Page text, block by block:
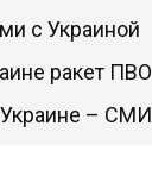
с Украиной
ракет ПВО
Украине – СМИ